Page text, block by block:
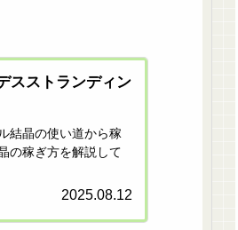
スストランディン
結晶の使い道から稼
の稼ぎ方を解説して
2025.08.12